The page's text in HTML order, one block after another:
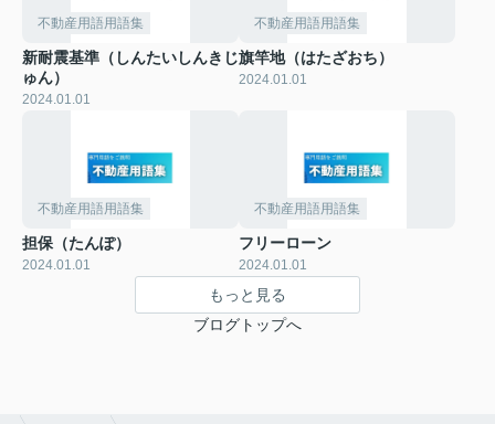
不動産用語用語集
新耐震基準（しんたいしんきじ
ゅん）
2024.01.01
不動産用語用語集
旗竿地（はたざおち）
2024.01.01
不動産用語用語集
担保（たんぽ）
2024.01.01
不動産用語用語集
フリーローン
2024.01.01
もっと見る
ブログトップへ